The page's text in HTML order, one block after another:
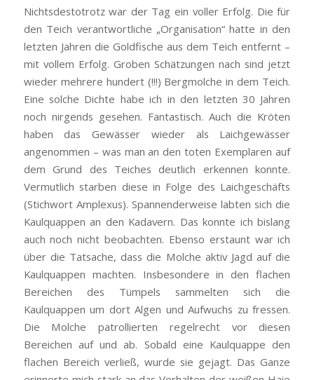
Nichtsdestotrotz war der Tag ein voller Erfolg. Die für
den Teich verantwortliche „Organisation“ hatte in den
letzten Jahren die Goldfische aus dem Teich entfernt –
mit vollem Erfolg. Groben Schätzungen nach sind jetzt
wieder mehrere hundert (!!!) Bergmolche in dem Teich.
Eine solche Dichte habe ich in den letzten 30 Jahren
noch nirgends gesehen. Fantastisch. Auch die Kröten
haben das Gewässer wieder als Laichgewässer
angenommen – was man an den toten Exemplaren auf
dem Grund des Teiches deutlich erkennen konnte.
Vermutlich starben diese in Folge des Laichgeschäfts
(Stichwort Amplexus). Spannenderweise labten sich die
Kaulquappen an den Kadavern. Das konnte ich bislang
auch noch nicht beobachten. Ebenso erstaunt war ich
über die Tatsache, dass die Molche aktiv Jagd auf die
Kaulquappen machten. Insbesondere in den flachen
Bereichen des Tümpels sammelten sich die
Kaulquappen um dort Algen und Aufwuchs zu fressen.
Die Molche patrollierten regelrecht vor diesen
Bereichen auf und ab. Sobald eine Kaulquappe den
flachen Bereich verließ, wurde sie gejagt. Das Ganze